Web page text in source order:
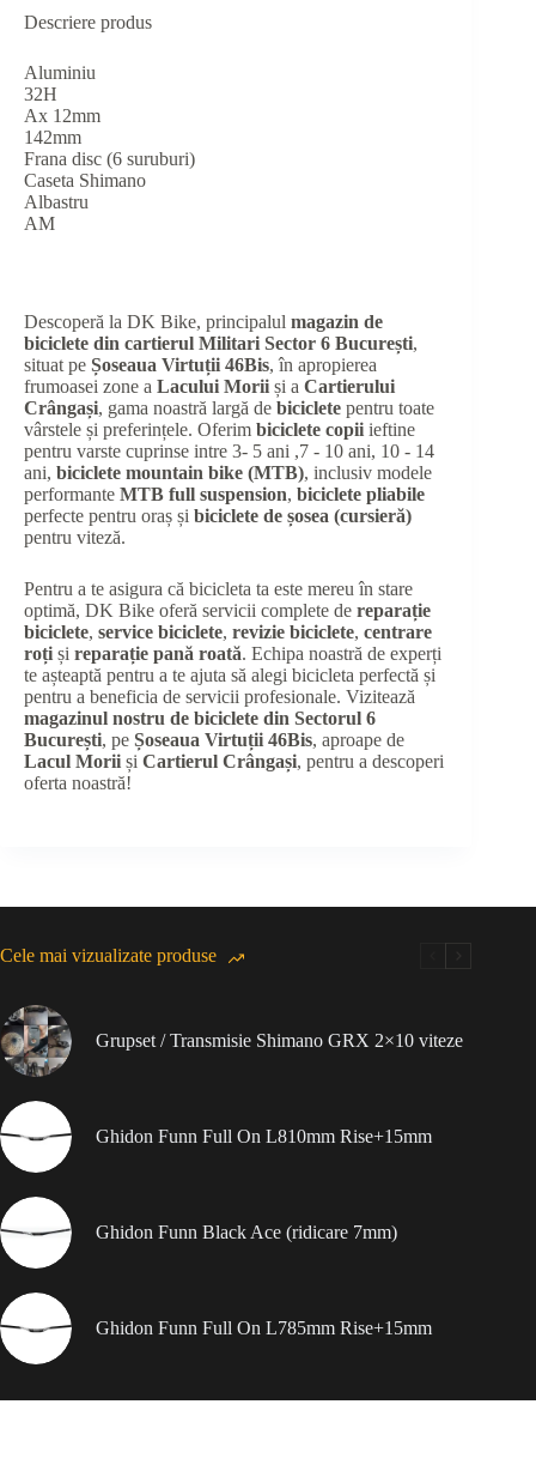
Descriere produs
Aluminiu
32H
Ax 12mm
142mm
Frana disc (6 suruburi)
Caseta Shimano
Albastru
AM
Descoperă la DK Bike, principalul magazin de
biciclete din cartierul Militari Sector 6 București,
situat pe Șoseaua Virtuții 46Bis, în apropierea
frumoasei zone a Lacului Morii și a Cartierului
Crângași, gama noastră largă de biciclete pentru toate
vârstele și preferințele. Oferim biciclete copii ieftine
pentru varste cuprinse intre 3- 5 ani ,7 - 10 ani, 10 - 14
ani, biciclete mountain bike (MTB), inclusiv modele
performante MTB full suspension, biciclete pliabile
perfecte pentru oraș și biciclete de șosea (cursieră)
pentru viteză.
Pentru a te asigura că bicicleta ta este mereu în stare
optimă, DK Bike oferă servicii complete de reparație
biciclete, service biciclete, revizie biciclete, centrare
roți și reparație pană roată. Echipa noastră de experți
te așteaptă pentru a te ajuta să alegi bicicleta perfectă și
pentru a beneficia de servicii profesionale. Vizitează
magazinul nostru de biciclete din Sectorul 6
București, pe Șoseaua Virtuții 46Bis, aproape de
Lacul Morii și Cartierul Crângași, pentru a descoperi
oferta noastră!
Cele mai vizualizate produse
Grupset / Transmisie Shimano GRX 2×10 viteze
Ghidon Funn Full On L810mm Rise+15mm
Ghidon Funn Black Ace (ridicare 7mm)
Ghidon Funn Full On L785mm Rise+15mm